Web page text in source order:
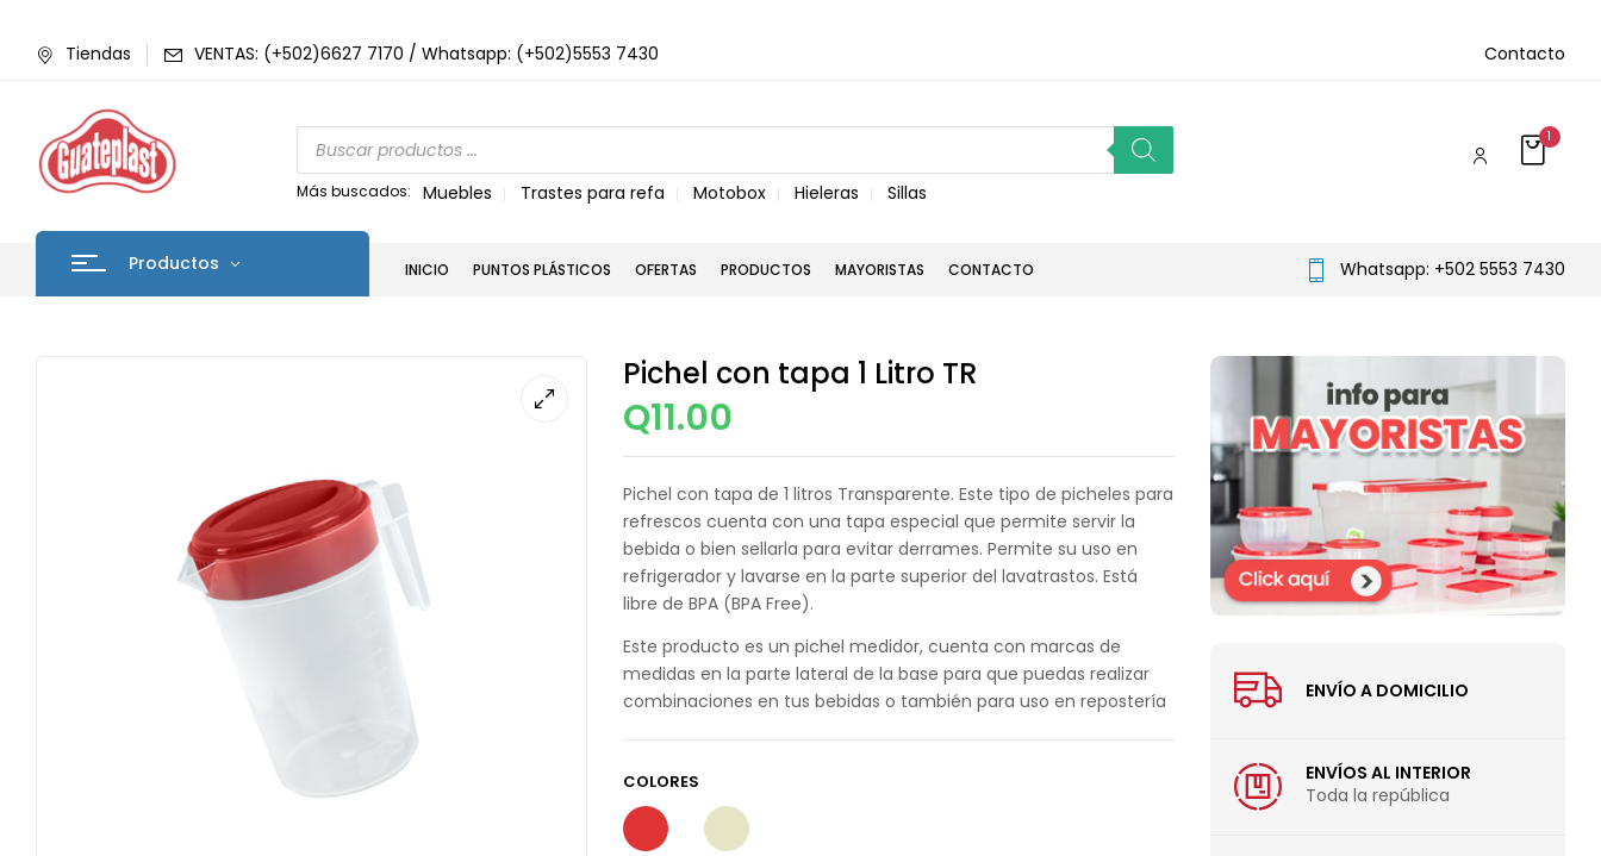
Tiendas VENTAS: (+502)6627 7170 / Whatsapp: (+502)5553 7430 Contacto
Más buscados: Muebles Trastes para refa Motobox Hieleras Sillas
1
Productos INICIO PUNTOS PLÁSTICOS OFERTAS PRODUCTOS MAYORISTAS CONTACTO Whatsapp: +502 5553 7430
Pichel con tapa 1 Litro TR
Q11.00
Pichel con tapa de 1 litros Transparente. Este tipo de picheles para
refrescos cuenta con una tapa especial que permite servir la
bebida o bien sellarla para evitar derrames. Permite su uso en
refrigerador y lavarse en la parte superior del lavatrastos. Está
libre de BPA (BPA Free).
Este producto es un pichel medidor, cuenta con marcas de
medidas en la parte lateral de la base para que puedas realizar
combinaciones en tus bebidas o también para uso en repostería
COLORES
ENVÍO A DOMICILIO
ENVÍOS AL INTERIOR
Toda la república